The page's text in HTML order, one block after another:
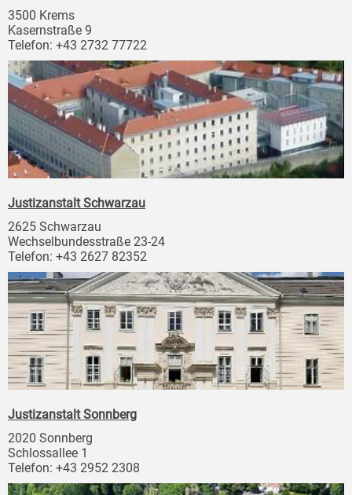
3500 Krems
Kasernstraße 9
Telefon: +43 2732 77722
Justizanstalt Schwarzau
2625 Schwarzau
Wechselbundesstraße 23-24
Telefon: +43 2627 82352
Justizanstalt Sonnberg
2020 Sonnberg
Schlossallee 1
Telefon: +43 2952 2308